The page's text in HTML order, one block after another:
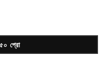
৫০ প্রো